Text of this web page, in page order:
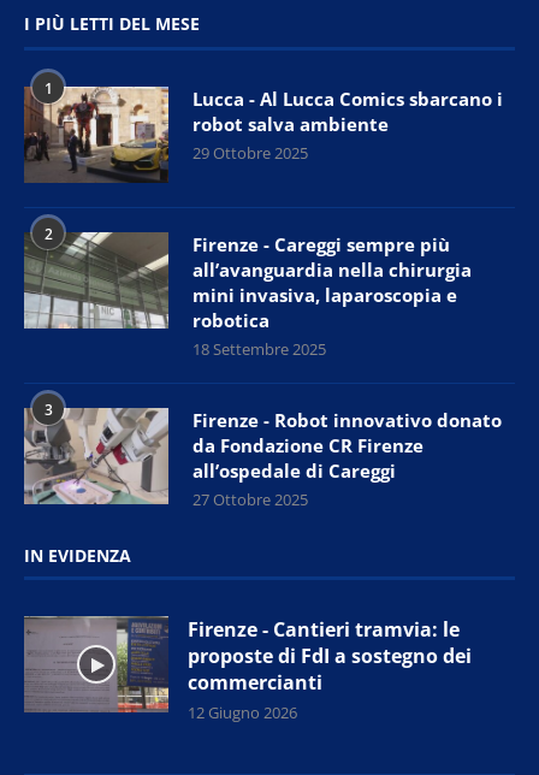
I PIÙ LETTI DEL MESE
1
Lucca - Al Lucca Comics sbarcano i
robot salva ambiente
29 Ottobre 2025
2
Firenze - Careggi sempre più
all’avanguardia nella chirurgia
mini invasiva, laparoscopia e
robotica
18 Settembre 2025
3
Firenze - Robot innovativo donato
da Fondazione CR Firenze
all’ospedale di Careggi
27 Ottobre 2025
IN EVIDENZA
Firenze - Cantieri tramvia: le
proposte di FdI a sostegno dei
commercianti
12 Giugno 2026